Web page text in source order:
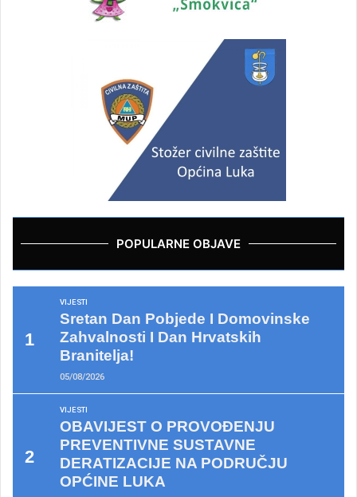
POPULARNE OBJAVE
VIJESTI
Sretan Dan Pobjede I Domovinske
Zahvalnosti I Dan Hrvatskih
Branitelja!
05/08/2026
VIJESTI
OBAVIJEST O PROVOĐENJU
PREVENTIVNE SUSTAVNE
DERATIZACIJE NA PODRUČJU
OPĆINE LUKA